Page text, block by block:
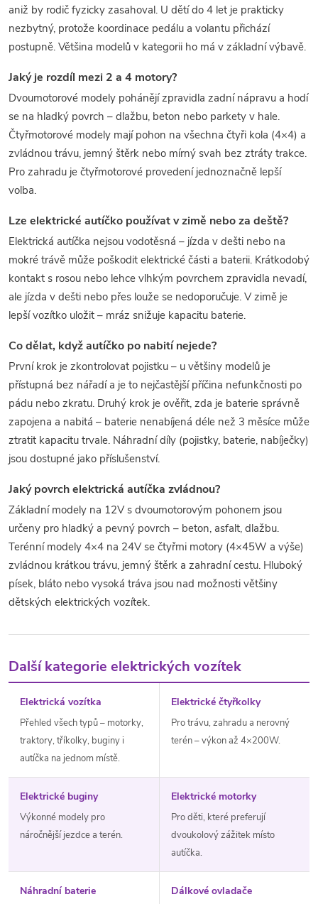
aniž by rodič fyzicky zasahoval. U dětí do 4 let je prakticky
nezbytný, protože koordinace pedálu a volantu přichází
postupně. Většina modelů v kategorii ho má v základní výbavě.
Jaký je rozdíl mezi 2 a 4 motory?
Dvoumotorové modely pohánějí zpravidla zadní nápravu a hodí
se na hladký povrch – dlažbu, beton nebo parkety v hale.
Čtyřmotorové modely mají pohon na všechna čtyři kola (4×4) a
zvládnou trávu, jemný štěrk nebo mírný svah bez ztráty trakce.
Pro zahradu je čtyřmotorové provedení jednoznačně lepší
volba.
Lze elektrické autíčko používat v zimě nebo za deště?
Elektrická autíčka nejsou vodotěsná – jízda v dešti nebo na
mokré trávě může poškodit elektrické části a baterii. Krátkodobý
kontakt s rosou nebo lehce vlhkým povrchem zpravidla nevadí,
ale jízda v dešti nebo přes louže se nedoporučuje. V zimě je
lepší vozítko uložit – mráz snižuje kapacitu baterie.
Co dělat, když autíčko po nabití nejede?
První krok je zkontrolovat pojistku – u většiny modelů je
přístupná bez nářadí a je to nejčastější příčina nefunkčnosti po
pádu nebo zkratu. Druhý krok je ověřit, zda je baterie správně
zapojena a nabitá – baterie nenabíjená déle než 3 měsíce může
ztratit kapacitu trvale. Náhradní díly (pojistky, baterie, nabíječky)
jsou dostupné jako příslušenství.
Jaký povrch elektrická autíčka zvládnou?
Základní modely na 12V s dvoumotorovým pohonem jsou
určeny pro hladký a pevný povrch – beton, asfalt, dlažbu.
Terénní modely 4×4 na 24V se čtyřmi motory (4×45W a výše)
zvládnou krátkou trávu, jemný štěrk a zahradní cestu. Hluboký
písek, bláto nebo vysoká tráva jsou nad možnosti většiny
dětských elektrických vozítek.
Další kategorie elektrických vozítek
Elektrická vozítka
Přehled všech typů – motorky,
traktory, tříkolky, buginy i
autíčka na jednom místě.
Elektrické čtyřkolky
Pro trávu, zahradu a nerovný
terén – výkon až 4×200W.
Elektrické buginy
Výkonné modely pro
náročnější jezdce a terén.
Elektrické motorky
Pro děti, které preferují
dvoukolový zážitek místo
autíčka.
Náhradní baterie Dálkové ovladače